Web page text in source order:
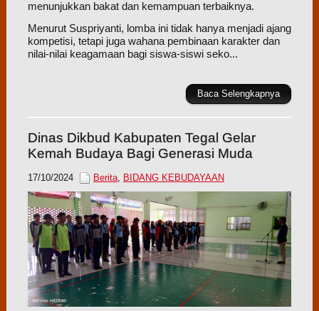
menunjukkan bakat dan kemampuan terbaiknya.
Menurut Suspriyanti, lomba ini tidak hanya menjadi ajang
kompetisi, tetapi juga wahana pembinaan karakter dan
nilai-nilai keagamaan bagi siswa-siswi seko...
Baca Selengkapnya
Dinas Dikbud Kabupaten Tegal Gelar
Kemah Budaya Bagi Generasi Muda
17/10/2024 Berita, BIDANG KEBUDAYAAN